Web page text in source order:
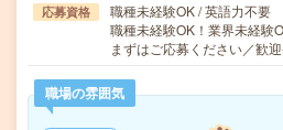
応募資格
職種未経験OK / 英語力不要
職種未経験OK！業界未経験
まずはご応募ください／歓
職場の雰囲気